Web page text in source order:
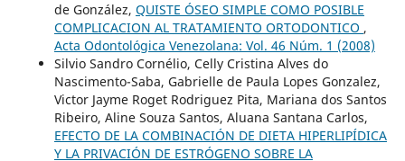
de González, QUISTE ÓSEO SIMPLE COMO POSIBLE
COMPLICACION AL TRATAMIENTO ORTODONTICO ,
Acta Odontológica Venezolana: Vol. 46 Núm. 1 (2008)
Silvio Sandro Cornélio, Celly Cristina Alves do
Nascimento-Saba, Gabrielle de Paula Lopes Gonzalez,
Victor Jayme Roget Rodriguez Pita, Mariana dos Santos
Ribeiro, Aline Souza Santos, Aluana Santana Carlos,
EFECTO DE LA COMBINACIÓN DE DIETA HIPERLIPÍDICA
Y LA PRIVACIÓN DE ESTRÓGENO SOBRE LA